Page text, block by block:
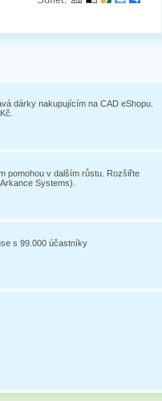
dárky nakupujícím na CAD eShopu.
pomohou v dalším růstu. Rozšiřte
Systems).
s 99.000 účastníky